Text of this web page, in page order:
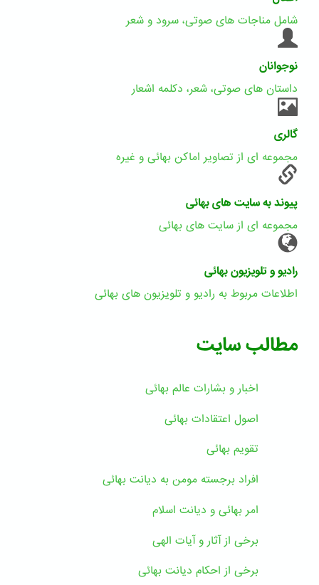
شامل مناجات های صوتی، سرود و شعر
نوجوانان
داستان های صوتی، شعر، دکلمه اشعار
گالری
مجموعه ای از تصاویر اماکن بهائی و غیره
پیوند به سایت های بهائی
مجموعه ای از سایت های بهائی
رادیو و تلویزیون بهائی
اطلاعات مربوط به رادیو و تلویزیون های بهائی
مطالب سایت
اخبار و بشارات عالم بهائى
اصول اعتقادات بهائی
تقویم بهائی
افراد برجسته مومن به دیانت بهائی
امر بهائی و دیانت اسلام
برخی از آثار و آیات الهی
برخی از احکام دیانت بهائی